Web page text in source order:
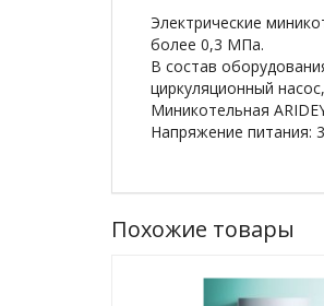
Электрические
более 0,3 МПа.
В состав
циркуляционный
Миникотельная
Напряжение питания:
Похожие товары